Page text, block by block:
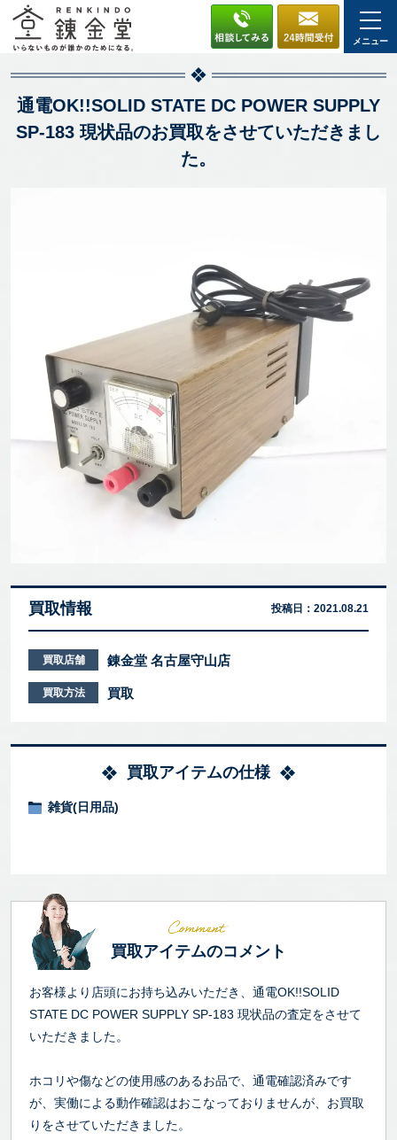
メニュー
通電OK!!SOLID STATE DC POWER SUPPLY
SP-183 現状品のお買取をさせていただきまし
た。
買取情報 投稿日： 2021.08.21
買取店舗 錬金堂 名古屋守山店
買取方法 買取
買取アイテムの仕様
雑貨(日用品)
買取アイテムのコメント
お客様より店頭にお持ち込みいただき、通電OK!!SOLID
STATE DC POWER SUPPLY SP-183 現状品の査定をさせて
いただきました。
ホコリや傷などの使用感のあるお品で、通電確認済みです
が、実働による動作確認はおこなっておりませんが、お買取
りをさせていただきました。